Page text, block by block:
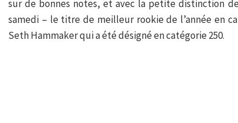
sur de bonnes notes, et avec la petite distinction
samedi – le titre de meilleur rookie de l’année en
Seth Hammaker qui a été désigné en catégorie 250.